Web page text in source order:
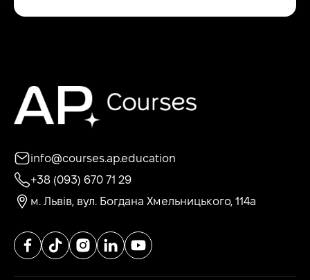
info@courses.ap.education
+38 (093) 670 71 29
м. Львів, вул. Богдана Хмельницького, 114а